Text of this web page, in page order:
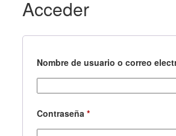
Acceder
Nombre de usuario o correo
Contraseña*